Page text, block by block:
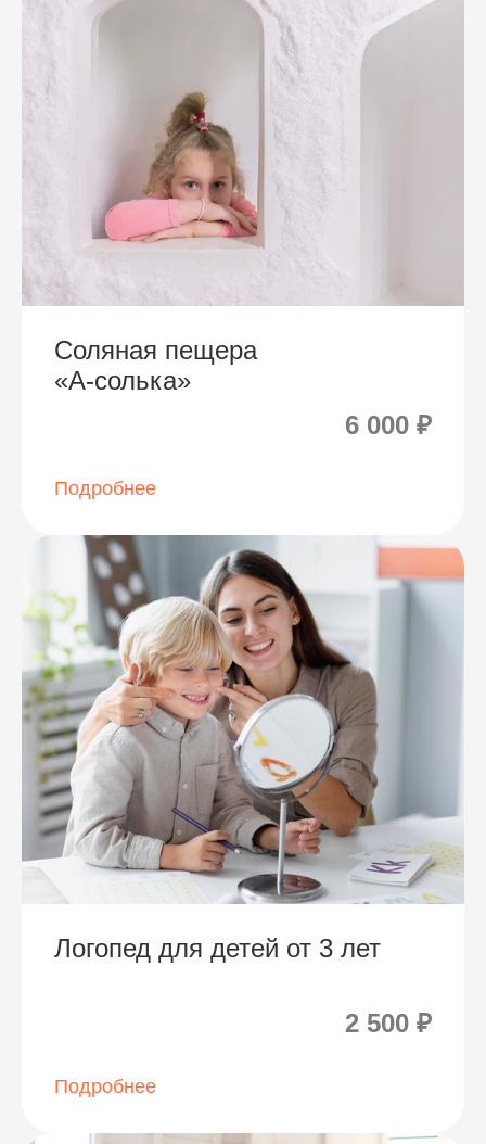
Соляная пещера
«А-солька»
6 000 ₽
Подробнее
Логопед для детей от 3 лет
2 500 ₽
Подробнее